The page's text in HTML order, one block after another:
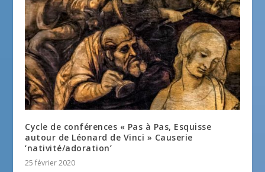
Cycle de conférences « Pas à Pas, Esquisse
autour de Léonard de Vinci » Causerie
‘nativité/adoration’
25 février 2020